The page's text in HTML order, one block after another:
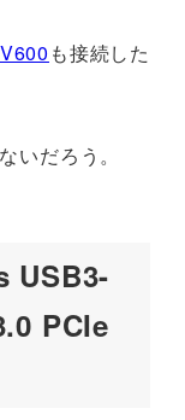
も接続した
いだろう。
USB3-
PCIe